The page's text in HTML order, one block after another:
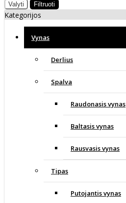
Valyti Filtruoti
Kategorijos
Vynas
Derlius
Spalva
Raudonasis vynas
Baltasis vynas
Rausvasis vynas
Tipas
Putojantis vynas